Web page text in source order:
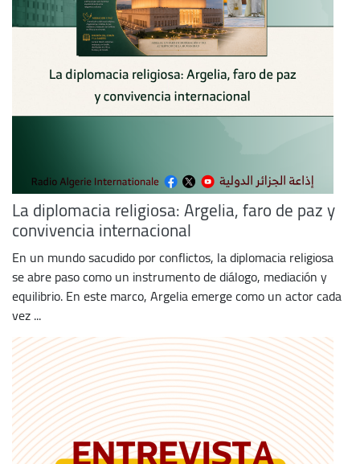
La diplomacia religiosa: Argelia, faro de paz y
convivencia internacional
En un mundo sacudido por conflictos, la diplomacia religiosa
se abre paso como un instrumento de diálogo, mediación y
equilibrio. En este marco, Argelia emerge como un actor cada
vez ...